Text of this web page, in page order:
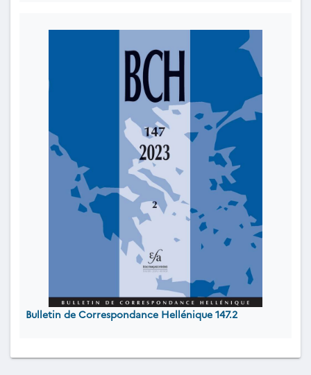
Bulletin de Correspondance Hellénique 147.2